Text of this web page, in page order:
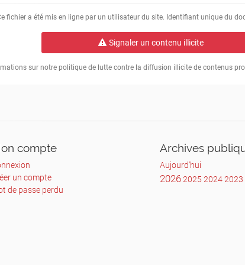
fichier a été mis en ligne par un utilisateur du site. Identifiant unique du
Signaler un contenu illicite
sur notre politique de lutte contre la diffusion illicite de contenus
compte
un compte
de passe perdu
Archives
Aujourd'hui
20262025 20242023